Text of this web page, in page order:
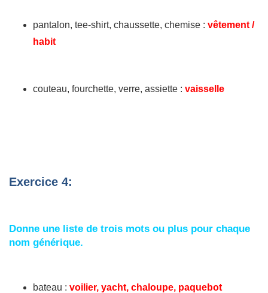
pantalon, tee-shirt, chaussette, chemise : vêtement /
habit
couteau, fourchette, verre, assiette : vaisselle
Exercice 4:
Donne une liste de trois mots ou plus pour chaque
nom générique.
bateau : voilier, yacht, chaloupe, paquebot